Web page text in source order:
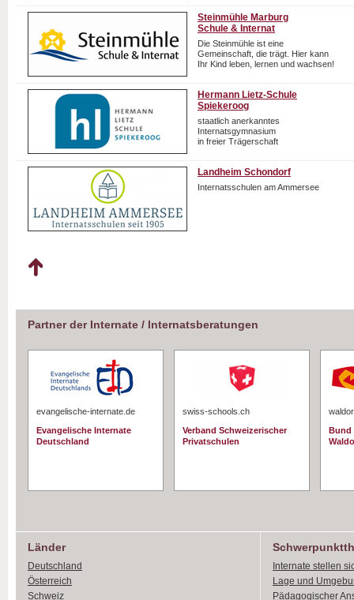
Steinmühle Marburg
Schule & Internat
Die Steinmühle ist eine
Gemeinschaft, die trägt. Hier kann
Ihr Kind leben, lernen und wachsen!
Hermann Lietz-Schule
Spiekeroog
staatlich anerkanntes
Internatsgymnasium
in freier Trägerschaft
Landheim Schondorf
Internatsschulen am Ammersee
Partner der Internate / Internatsberatungen
evangelische-internate.de
Evangelische Internate
Deutschland
swiss-schools.ch
Verband Schweizerischer
Privatschulen
Bund
Länder
Deutschland
Österreich
Schweiz
Internate stellen
Lage und
Pädagogischer